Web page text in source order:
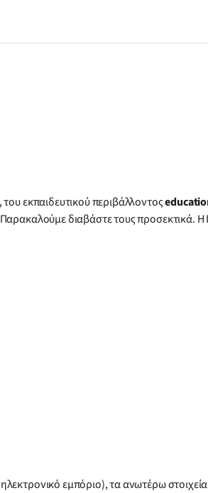
του εκπαιδευτικού περιβάλλοντος
διαβάστε τους προσεκτικά.
εμπόριο), τα ανωτέρω